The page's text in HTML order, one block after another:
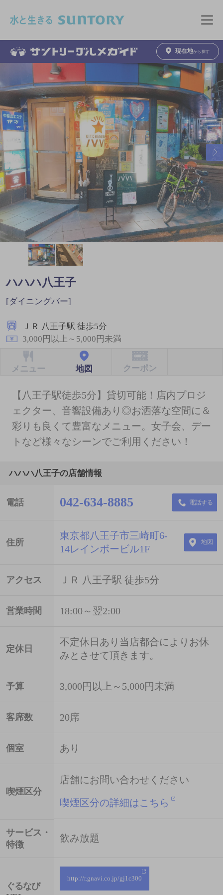
メニュ
現在地から探す
ハハハ八王子
[ダイニングバー]
ＪＲ 八王子駅 徒歩5分
3,000円以上～5,000円未満
メニュー 地図 クーポン
【八王子駅徒歩5分】貸切可能！店内プロジ
ェクター、音響設備あり◎お洒落な空間に＆
彩りも良くて豊富なメニュー。女子会、デー
トなど様々なシーンでご利用ください！
ハハハ八王子の店舗情報
電話 042-634-8885 電話する
住所
東京都八王子市三崎町6-
14レインボービル1F
地図
アクセス ＪＲ 八王子駅 徒歩5分
営業時間 18:00～翌2:00
定休日
不定休日あり当店都合によりお休
みとさせて頂きます。
予算 3,000円以上～5,000円未満
客席数 20席
個室 あり
喫煙区分
店舗にお問い合わせください
喫煙区分の詳細はこちら
サービス・
特徴
飲み放題
ぐるなび
http://r.gnavi.co.jp/gj1c300